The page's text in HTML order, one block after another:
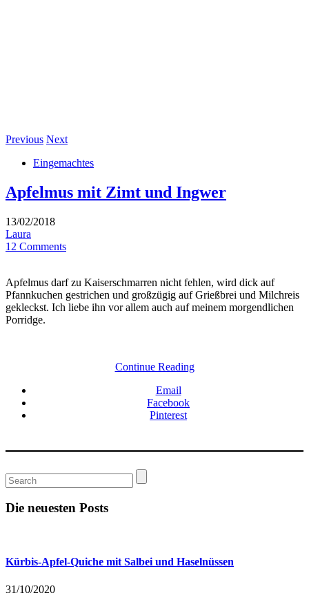
Previous Next
Eingemachtes
Apfelmus mit Zimt und Ingwer
13/02/2018
Laura
12 Comments
Apfelmus darf zu Kaiserschmarren nicht fehlen, wird dick auf
Pfannkuchen gestrichen und großzügig auf Grießbrei und Milchreis
gekleckst. Ich liebe ihn vor allem auch auf meinem morgendlichen
Porridge.
Continue Reading
Email
Facebook
Pinterest
Die neuesten Posts
Kürbis-Apfel-Quiche mit Salbei und Haselnüssen
31/10/2020